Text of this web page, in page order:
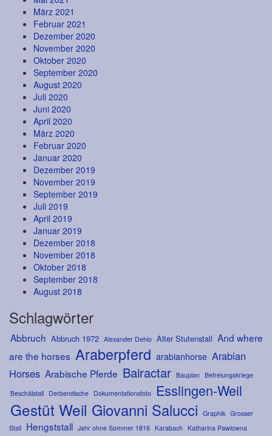
März 2021
Februar 2021
Dezember 2020
November 2020
Oktober 2020
September 2020
August 2020
Juli 2020
Juni 2020
April 2020
März 2020
Februar 2020
Januar 2020
Dezember 2019
November 2019
September 2019
Juli 2019
April 2019
Januar 2019
Dezember 2018
November 2018
Oktober 2018
September 2018
August 2018
Schlagwörter
Abbruch Abbruch 1972 Alexander Dehio Alter Stutenstall And where
are the horses Araberpferd arabianhorse Arabian
Horses Arabische Pferde Bairactar Bauplan Befreiungskriege
Beschälstall Derbendische Dokumentationsfoto Esslingen-Weil
Gestüt Weil Giovanni Salucci Graphik Grosser
Stall Hengststall Jahr ohne Sommer 1816 Karabach Katharina Pawlowna